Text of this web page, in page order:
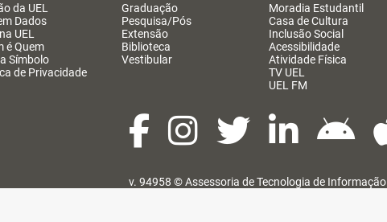
da UEL
Dados
UEL
é Quem
Símbolo
de Privacidade
Graduação
Pesquisa/Pós
Extensão
Biblioteca
Vestibular
Moradia Estudantil
Casa de Cultura
Inclusão Social
Acessibilidade
Atividade Física
TV UEL
UEL FM
v. 94958 ©Assessoria de Tecnologia de Informação